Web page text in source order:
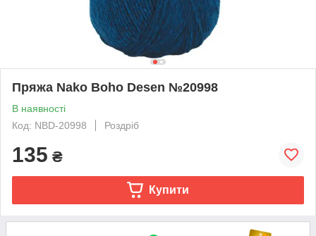
Пряжа Nako Boho Desen №20998
В наявності
Код: NBD-20998
Роздріб
135 ₴
Купити